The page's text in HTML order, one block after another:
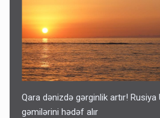
Qara dənizdə gərginlik artır! Rusiya
gəmilərini hədəf alır